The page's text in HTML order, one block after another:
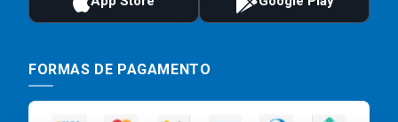
FORMAS DE PAGAMENTO